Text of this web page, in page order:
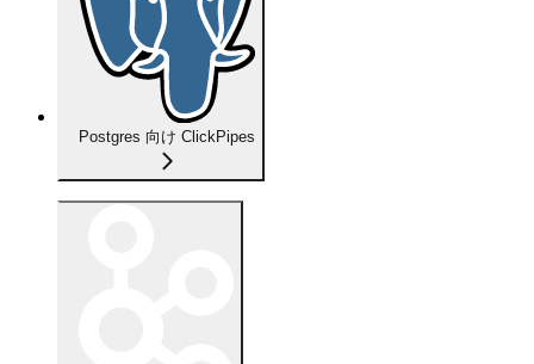
Postgres 向け ClickPipes